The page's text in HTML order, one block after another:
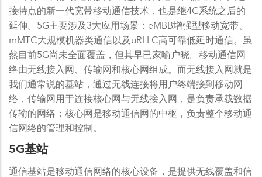
接特点的新一代宽带移动通信技术，也是继4G系统之后的
延伸。5G主要涉及3大应用场景：eMBB增强型移动宽带、
mMTC大规模机器类通信以及uRLLC高可靠低延时通信。虽
然目前5G尚未全面覆盖，但其早已家喻户晓。移动通信网
络由无线接入网、传输网和核心网组成。而无线接入网就是
我们通常说的基站，通过无线连接将用户终端接到移动网
络，传输网用于连接核心网与无线接入网，是负责承载数据
传输的网络；核心网是移动通信网的中枢，负责整个移动通
信网络的管理和控制。
5G基站
通信基站是移动通信网络的核心设备，是提供无线覆盖和信